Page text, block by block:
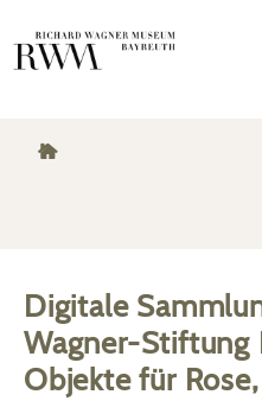
Digitale
Wagner-Stiftung
Objektefür